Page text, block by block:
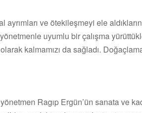
ve ötekileşmeyi ele
uyumlu bir çalışma
kalmamızı da sağladı.
Ragıp Ergün’ün sanata ve